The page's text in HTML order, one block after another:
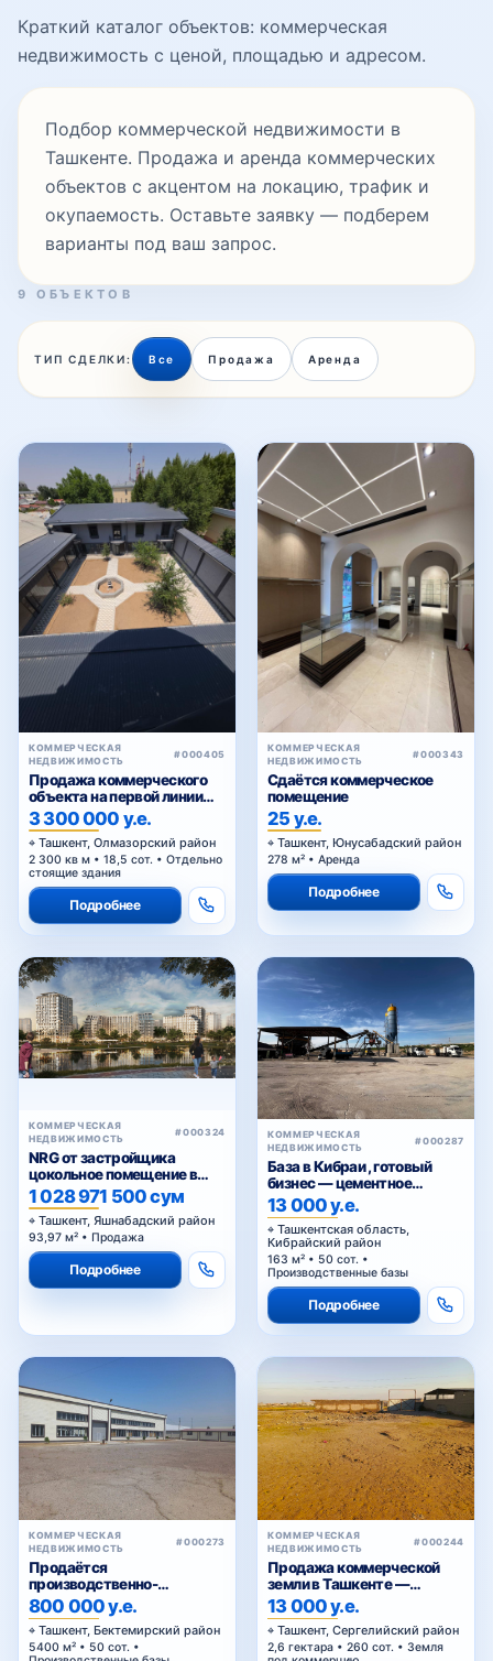
Краткий каталог объектов: коммерческая
недвижимость с ценой, площадью и адресом.
Подбор коммерческой недвижимости в
Ташкенте. Продажа и аренда коммерческих
объектов с акцентом на локацию, трафик и
окупаемость. Оставьте заявку — подберем
варианты под ваш запрос.
9 ОБЪЕКТОВ
ТИП СДЕЛКИ: Все Продажа Аренда
КОММЕРЧЕСКАЯ
НЕДВИЖИМОСТЬ
#000405
Продажа коммерческого
объекта на первой линии
Кольцевой дороги в
Ташкенте
3 300 000 у.е.
Ташкент, Олмазорский район
2 300 кв м • 18,5 сот. • Отдельно
стоящие здания
Подробнее
КОММЕРЧЕСКАЯ
НЕДВИЖИМОСТЬ
#000343
Сдаётся коммерческое
помещение
25 у.е.
Ташкент, Юнусабадский район
278 м² • Аренда
Подробнее
КОММЕРЧЕСКАЯ
НЕДВИЖИМОСТЬ
#000324
NRG от застройщика
цокольное помещение в
ЖК «NRG Yangi Baxt »
1 028 971 500 сум
Ташкент, Яшнабадский район
93,97 м² • Продажа
Подробнее
КОММЕРЧЕСКАЯ
НЕДВИЖИМОСТЬ
#000287
База в Кибраи , готовый
бизнес — цементное
производство
13 000 у.е.
Ташкентская область,
Кибрайский район
163 м² • 50 сот. •
Производственные базы
Подробнее
КОММЕРЧЕСКАЯ
НЕДВИЖИМОСТЬ
#000273
Продаётся
производственно-
складская база с
приватизированным
земельным участком в
Бектемирском районе
800 000 у.е.
Ташкент, Бектемирский район
5400 м² • 50 сот. •
КОММЕРЧЕСКАЯ
НЕДВИЖИМОСТЬ
#000244
Продажа коммерческой
земли в Ташкенте —
участок промышленного
назначения 2,6 га в Янги-
Хаётском районе
13 000 у.е.
Ташкент, Сергелийский район
2,6 гектара • 260 сот. • Земля